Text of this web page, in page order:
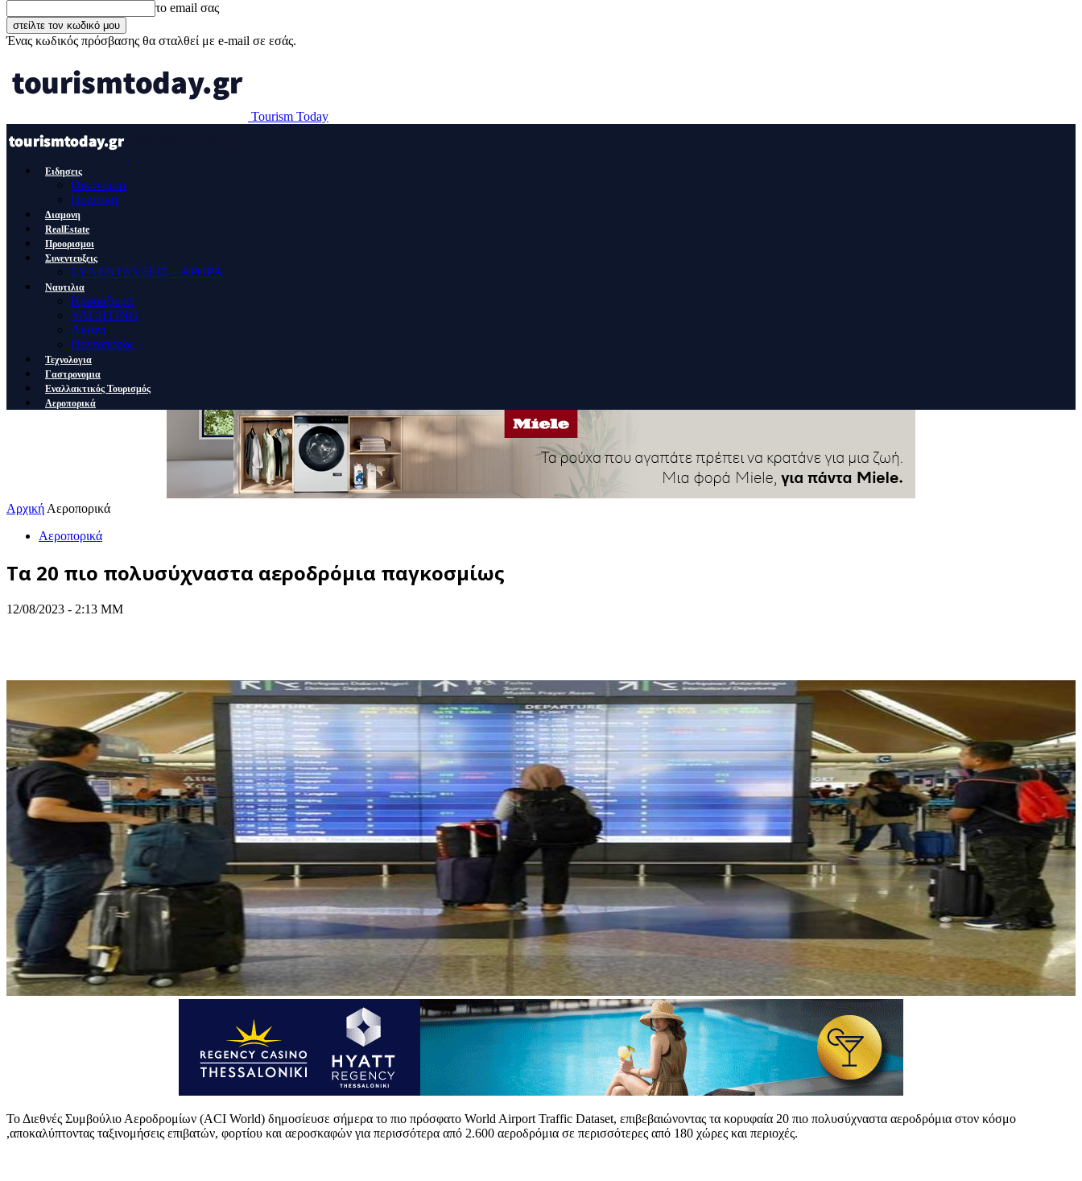
το email σας
Ένας κωδικός πρόσβασης θα σταλθεί με e-mail σε εσάς.
Tourism Today
Ειδησεις
Οικονομια
Πολιτικη
Διαμονη
RealEstate
Προορισμοι
Συνεντευξεις
ΣΥΝΕΝΤΕΥΞΕΙΣ – ΑΡΘΡΑ
Ναυτιλια
Κρουαζιερα
YACHTING
Λιμανι
Ποντοπορος
Τεχνολογια
Γαστρονομια
Εναλλακτικός Τουρισμός
Αεροπορικά
Αρχική Αεροπορικά
Αεροπορικά
Tα 20 πιο πολυσύχναστα αεροδρόμια παγκοσμίως
12/08/2023 - 2:13 ΜΜ
Το Διεθνές Συμβούλιο Αεροδρομίων (ACI World) δημοσίευσε σήμερα το πιο πρόσφατο World Airport Traffic Dataset, επιβεβαιώνοντας τα κορυφαία 20 πιο πολυσύχναστα αεροδρόμια στον κόσμο
,αποκαλύπτοντας ταξινομήσεις επιβατών, φορτίου και αεροσκαφών για περισσότερα από 2.600 αεροδρόμια σε περισσότερες από 180 χώρες και περιοχές.